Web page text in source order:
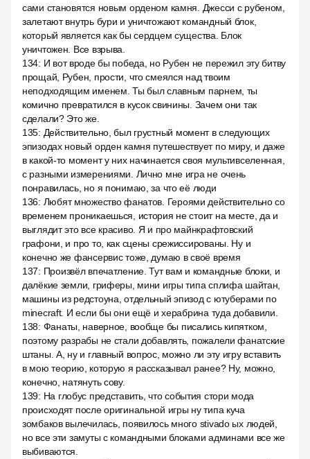
сами становятся новым орденом камня. Джесси с рубеном,
залетают внутрь бури и уничтожают командный блок,
который является как бы сердцем существа. Блок
уничтожен. Все взрыва.
134: И вот вроде бы победа, но Рубен не пережил эту битву
прощай, Рубен, прости, что смеялся над твоим
неподходящим именем. Ты был славным парнем, ты
комично превратился в кусок свинины. Зачем они так
сделали? Это же.
135: Действительно, был грустный момент в следующих
эпизодах новый орден камня путешествует по миру, и даже
в какой-то момент у них начинается своя мультивселенная,
с разными измерениями. Лично мне игра не очень
понравилась, но я понимаю, за что её люди
136: Любят множество фанатов. Героями действительно со
временем проникаешься, история не стоит на месте, да и
выглядит это все красиво. Я и про майнкрафтовский
графони, и про то, как сцены срежиссированы. Ну и
конечно же фансервис тоже, думаю в своё время
137: Произвёл впечатление. Тут вам и командные блоки, и
далёкие земли, гриферы, мини игры типа сплифа шайтан,
машины из редстоуна, отдельный эпизод с ютуберами по
minecraft. И если бы они ещё и херабрина туда добавили.
138: Фанаты, наверное, вообще бы писались кипятком,
поэтому разрабы не стали добавлять, пожалели фанатские
штаны. А, ну и главный вопрос, можно ли эту игру вставить
в мою теорию, которую я рассказывал ранее? Ну, можно,
конечно, натянуть сову.
139: На глобус представить, что события стори мода
происходят после оригинальной игры ну типа куча
зомбаков вылечилась, появилось много stivado ых людей,
но все эти замуты с командными блоками админами все же
выбиваются.